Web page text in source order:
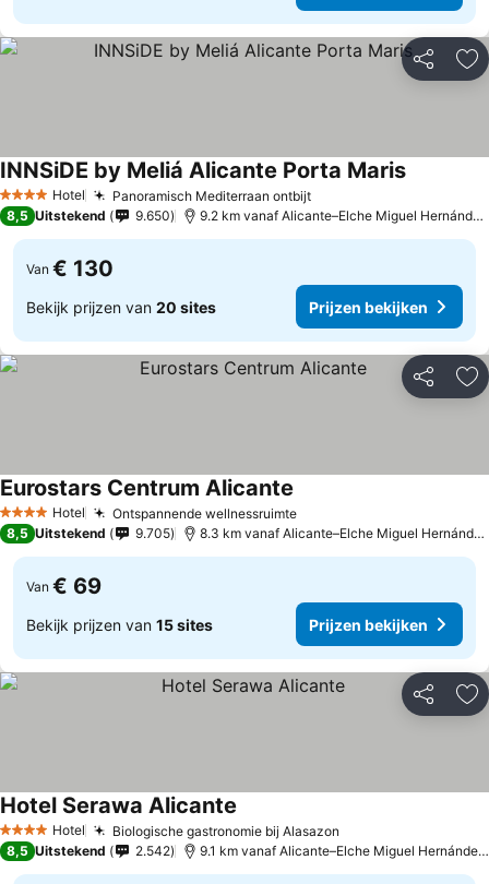
Delen
4 SterrenHotel Panoramisch Mediterraan ontbijt
INNSiDE by Meliá Alicante Porta Maris
8,5 Uitstekend 9.650 9.2 km vanaf Alicante–Elche Miguel Hernández Airport
Van € 130
Bekijk prijzen van 20 sites Prijzen bekijken
Delen
4 SterrenHotel Ontspannende wellnessruimte
Eurostars Centrum Alicante
8,5 Uitstekend 9.705 8.3 km vanaf Alicante–Elche Miguel Hernández Airport
Van € 69
Bekijk prijzen van 15 sites Prijzen bekijken
Delen
4 SterrenHotel Biologische gastronomie bij Alasazon
Hotel Serawa Alicante
8,5 Uitstekend 2.542 9.1 km vanaf Alicante–Elche Miguel Hernández Airport